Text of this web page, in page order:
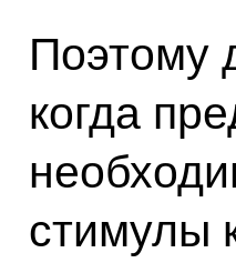
Поэтому
когда
стимулы